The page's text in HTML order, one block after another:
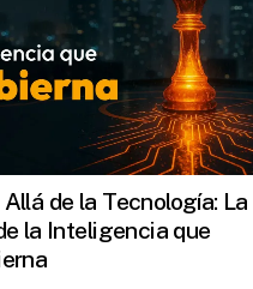
de la Tecnología: La
la Inteligencia que